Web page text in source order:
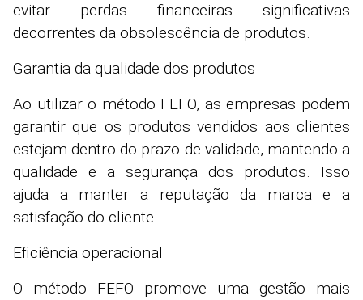
evitar perdas financeiras significativas
decorrentes da obsolescência de produtos.
Garantia da qualidade dos produtos
Ao utilizar o método FEFO, as empresas podem
garantir que os produtos vendidos aos clientes
estejam dentro do prazo de validade, mantendo a
qualidade e a segurança dos produtos. Isso
ajuda a manter a reputação da marca e a
satisfação do cliente.
Eficiência operacional
O método FEFO promove uma gestão mais